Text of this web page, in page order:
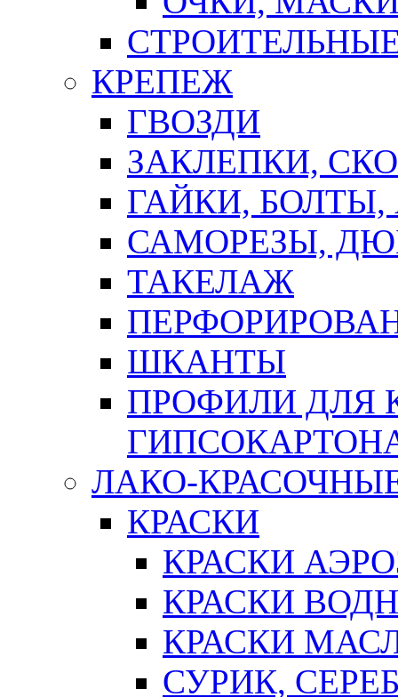
КРЕПЕЖ
ГВОЗДИ
ЗАКЛЕПКИ,
ГАЙКИ,
САМОРЕЗЫ,
ТАКЕЛАЖ
ШКАНТЫ
ПРОФИЛИ ДЛЯ
ЛАКО-
КРАСКИ
КРАСКИ
КРАСКИ
КРАСКИ
СУРИК,